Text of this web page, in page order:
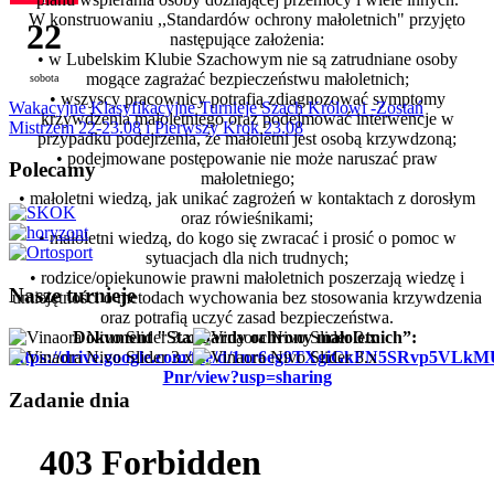
W konstruowaniu ,,Standardów ochrony małoletnich" przyjęto
następujące założenia:
• w Lubelskim Klubie Szachowym nie są zatrudniane osoby
mogące zagrażać bezpieczeństwu małoletnich;
• wszyscy pracownicy potrafią zdiagnozować symptomy
krzywdzenia małoletniego oraz podejmować interwencje w
przypadku podejrzenia, że małoletni jest osobą krzywdzoną;
• podejmowane postępowanie nie może naruszać praw
małoletniego;
• małoletni wiedzą, jak unikać zagrożeń w kontaktach z dorosłym
oraz rówieśnikami;
• małoletni wiedzą, do kogo się zwracać i prosić o pomoc w
sytuacjach dla nich trudnych;
• rodzice/opiekunowie prawni małoletnich poszerzają wiedzę i
umiejętności o metodach wychowania bez stosowania krzywdzenia
oraz potrafią uczyć zasad bezpieczeństwa.
Dokument "Standardy ochrony małoletnich”:
https://drive.google.com/file/d/
Pnr/view?usp=sharing
22
sobota
Wakacyjne Klasyfikacyjne Turnieje Szach Królowi -Zostań
Mistrzem 22-23.08 i Pierwszy Krok 23.08
Polecamy
Nasze turnieje
Zadanie dnia